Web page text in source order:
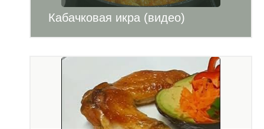
Кабачковая икра (видео)